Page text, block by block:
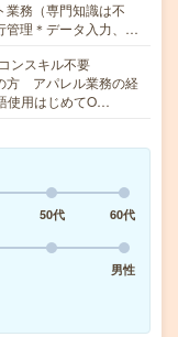
業務（専門知識は不
管理＊データ入力、…
ンスキル不要
方 アパレル業務の経
使用はじめてO…
50代
60代
男性